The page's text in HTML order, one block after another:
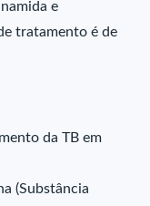
e
tratamento é de
da TB em
(Substância